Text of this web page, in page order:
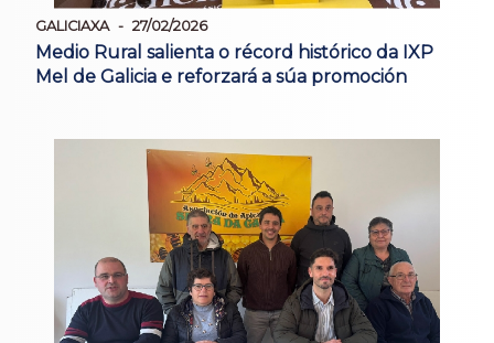
GALICIAXA 27/02/2026
Medio Rural salienta o récord histórico da IXP
Mel de Galicia e reforzará a súa promoción